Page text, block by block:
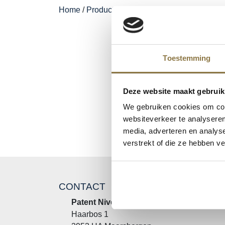
Toestemming
Deze website maakt
We gebruiken cookies om
websiteverkeer te
media, adverteren en
verstrekt of die ze hebben
Home / Producten
CONTACT
Patent Niveau BV
Haarbos 1